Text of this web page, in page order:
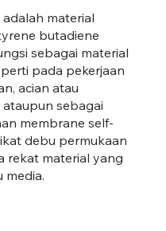
09.jpgmaterial
butadiene
sebagai material
pada pekerjaan
acian atau
sebagai
membrane self-
debu permukaan
rekat material yang
media.